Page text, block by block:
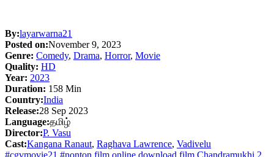
By:layarwarna21
Posted on:November 9, 2023
Genre: Comedy, Drama, Horror, Movie
Quality: HD
Year: 2023
Duration: 158 Min
Country:India
Release:28 Sep 2023
Language:தமிழ்
Director:P. Vasu
Cast:Kangana Ranaut, Raghava Lawrence, Vadivelu
#cgvmovie21 #nonton film online download film Chandramukhi 2